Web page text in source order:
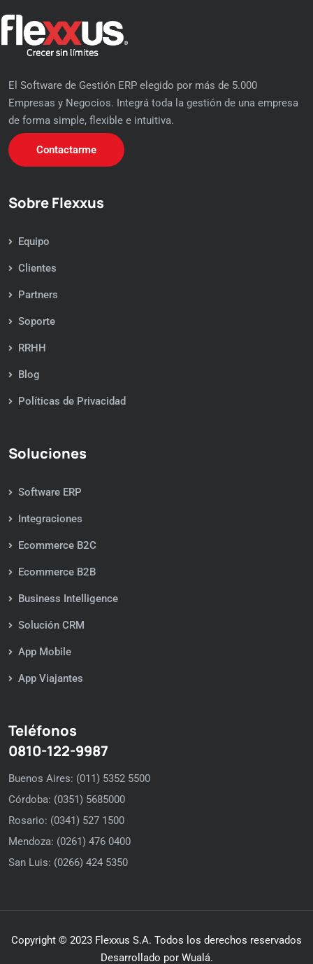
El Software de Gestión ERP elegido por más de 5.000
Empresas y Negocios. Integrá toda la gestión de una empresa
de forma simple, flexible e intuitiva.
Contactarme
Sobre Flexxus
Equipo
Clientes
Partners
Soporte
RRHH
Blog
Políticas de Privacidad
Soluciones
Software ERP
Integraciones
Ecommerce B2C
Ecommerce B2B
Business Intelligence
Solución CRM
App Mobile
App Viajantes
Teléfonos
0810-122-9987
Buenos Aires: (011) 5352 5500
Córdoba: (0351) 5685000
Rosario: (0341) 527 1500
Mendoza: (0261) 476 0400
San Luis: (0266) 424 5350
Copyright © 2023 Flexxus S.A. Todos los derechos reservados
Desarrollado por Wualá.